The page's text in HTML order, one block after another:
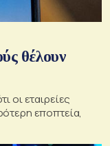
θέλουν
οι εταιρείες
εποπτεία,